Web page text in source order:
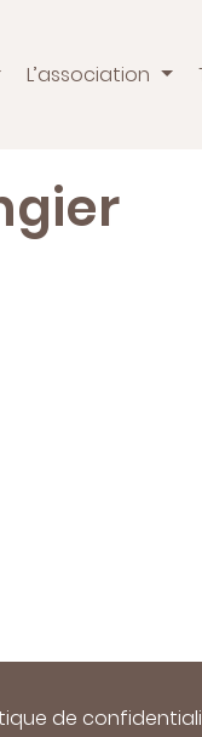
L’association
de